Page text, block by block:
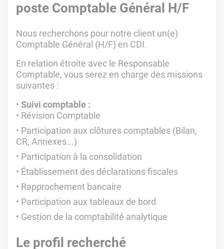
poste Comptable Général H/F
Nous recherchons pour notre client un(e)
Comptable Général (H/F) en CDI.
En relation étroite avec le Responsable
Comptable, vous serez en charge des missions
suivantes :
Suivi comptable :
Révision Comptable
Participation aux clôtures comptables (Bilan,
CR, Annexes...)
Participation à la consolidation
Établissement des déclarations fiscales
Rapprochement bancaire
Participation aux tableaux de bord
Gestion de la comptabilité analytique
Le profil recherché